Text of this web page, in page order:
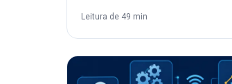
Leitura de 49 min